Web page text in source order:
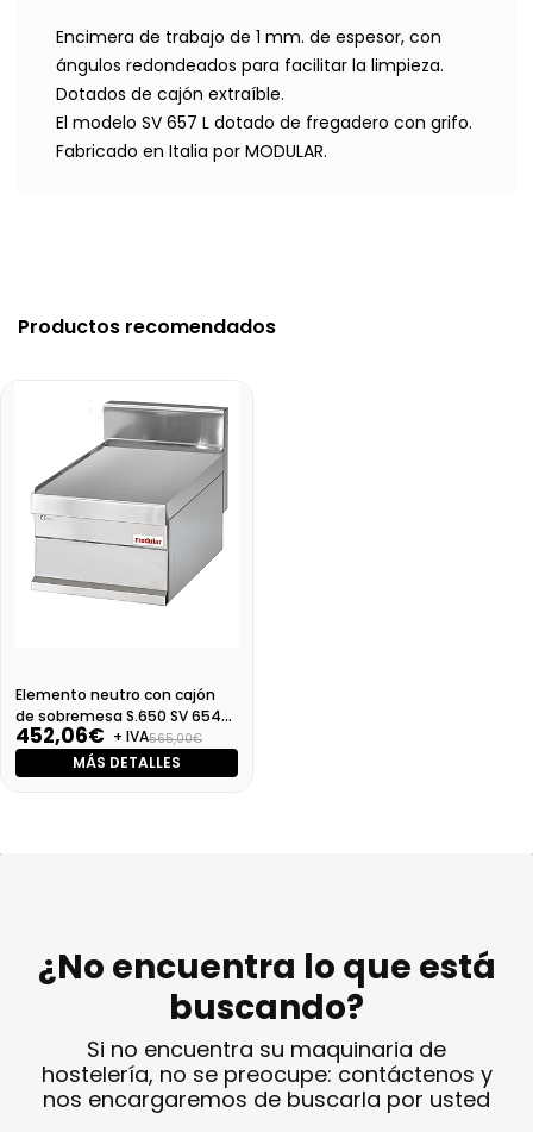
Encimera de trabajo de 1 mm. de espesor, con
ángulos redondeados para facilitar la limpieza.
Dotados de cajón extraíble.
El modelo SV 657 L dotado de fregadero con grifo.
Fabricado en Italia por MODULAR.
Productos recomendados
Elemento neutro con cajón
de sobremesa S.650 SV 654
PLC
452,06€ + IVA565,00€
MÁS DETALLES
¿No encuentra lo que está
buscando?
Si no encuentra su maquinaria de
hostelería, no se preocupe: contáctenos y
nos encargaremos de buscarla por usted